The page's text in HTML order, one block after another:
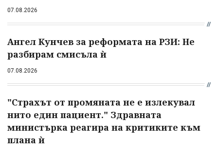
07.08.2026
Ангел Кунчев за реформата на РЗИ: Не
разбирам смисъла ѝ
07.08.2026
"Страхът от промяната не е излекувал
нито един пациент." Здравната
министърка реагира на критиките към
плана ѝ